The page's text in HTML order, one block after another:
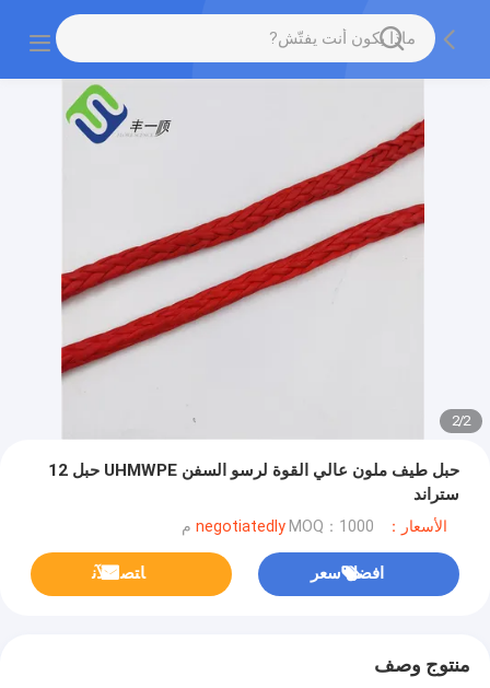
2
/
2
حبل طيف ملون عالي القوة لرسو السفن UHMWPE حبل 12
ستراند
الأسعار：negotiatedly MOQ：1000 م
افضل سعر ﺎﺘﺼﻟ ﺍﻶﻧ
منتوج وصف